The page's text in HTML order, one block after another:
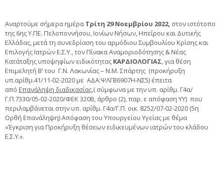
Αναρτούμε σήμερα ημέρα Τρίτη 29 Νοεμβρίου 2022, στον ιστότοπο
της 6ης Υ.ΠΕ. Πελοποννήσου, Ιονίων Νήσων, Ηπείρου και Δυτικής
Ελλάδας, μετά τη συνεδρίαση του αρμόδιου Συμβουλίου Κρίσης και
Επιλογής Ιατρών Ε.Σ.Υ., τονΠίνακα Αναμοριοδότησης & Νέας
Κατάταξης υποψηφίων ειδικότητας ΚΑΡΔΙΟΛΟΓΙΑΣ, για θέση
Επιμελητή Β’ του Γ.Ν. Λακωνίας – Ν.Μ. Σπάρτης (προκήρυξη
υπ.αρίθμ.41/11-02-2020 με ΑΔΑ:ΨΛΓΒ6907Η-ΝΣ5) έπειτα
από Επανάληψη διαδικασίας,( σύμφωνα με την υπ. αρίθμ. Γ4α/
Γ.Π.7330/05-02-2020/ΦΕΚ 320Β, άρθρο (2), παρ. ε απόφαση ΥΥ) που
περιλαμβάνεται στην υπ. αρίθμ. Γ4α/Γ.Π. οικ. 8252/07-02-2020 (5η
Ορθή Επανάληψη) Απόφαση του Υπουργείου Υγείας με θέμα
«Έγκριση για Προκήρυξη θέσεων ειδικευμένων ιατρών του κλάδου
Ε.Σ.Υ.».